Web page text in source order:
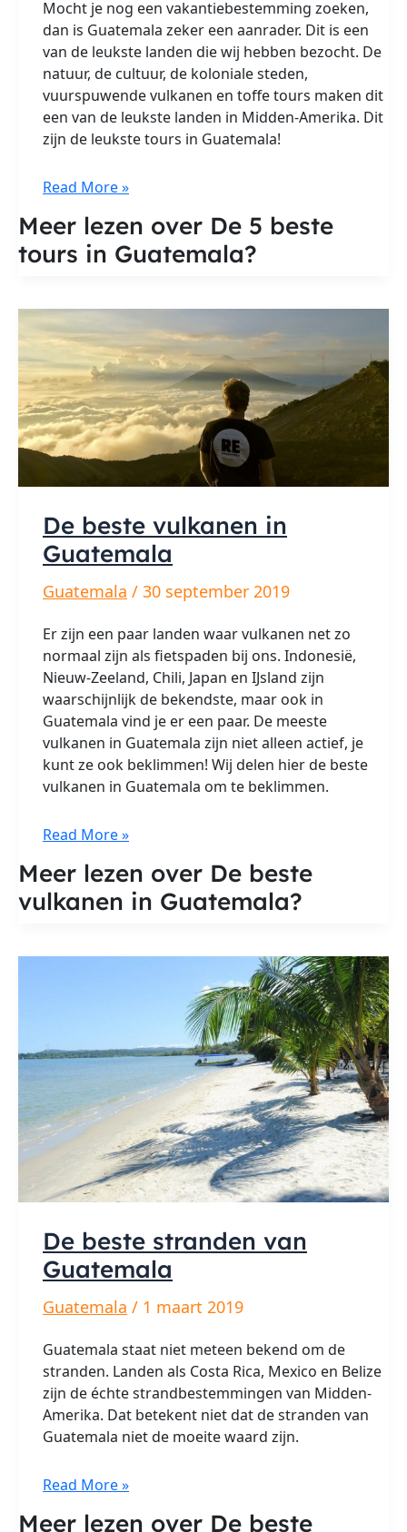
Mocht je nog een vakantiebestemming zoeken,
dan is Guatemala zeker een aanrader. Dit is een
van de leukste landen die wij hebben bezocht. De
natuur, de cultuur, de koloniale steden,
vuurspuwende vulkanen en toffe tours maken dit
een van de leukste landen in Midden-Amerika. Dit
zijn de leukste tours in Guatemala!
De
beste
tours
Read More »
Meer lezen over De 5 beste
tours in Guatemala?
De beste vulkanen in
Guatemala
Guatemala / 30 september 2019
Er zijn een paar landen waar vulkanen net zo
normaal zijn als fietspaden bij ons. Indonesië,
Nieuw-Zeeland, Chili, Japan en IJsland zijn
waarschijnlijk de bekendste, maar ook in
Guatemala vind je er een paar. De meeste
vulkanen in Guatemala zijn niet alleen actief, je
kunt ze ook beklimmen! Wij delen hier de beste
vulkanen in Guatemala om te beklimmen.
De
vulkanen
in
Read More »
Meer lezen over De beste
vulkanen in Guatemala?
De beste stranden van
Guatemala
Guatemala / 1 maart 2019
Guatemala staat niet meteen bekend om de
stranden. Landen als Costa Rica, Mexico en Belize
zijn de échte strandbestemmingen van Midden-
Amerika. Dat betekent niet dat de stranden van
Guatemala niet de moeite waard zijn.
De
stranden
Read More »
Meer lezen over De beste